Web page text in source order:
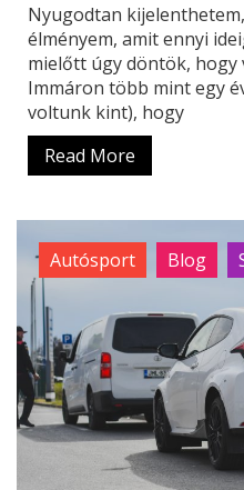
Nyugodtan
élményem, amit ennyi
mielőtt úgy döntök, hogy
Immáron több mint egy
voltunk kint), hogy
Read More
Autósport Blog